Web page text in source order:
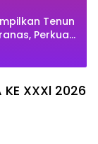
Tenun
Perkuat
KE XXXl 2026